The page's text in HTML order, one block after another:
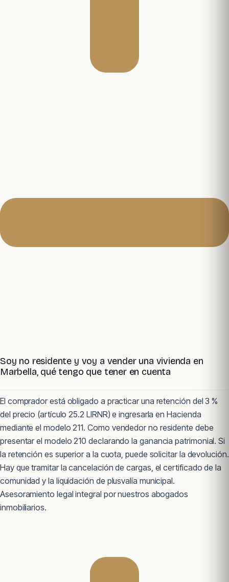
Soy no residente y voy a vender una vivienda en
Marbella, qué tengo que tener en cuenta
El comprador está obligado a practicar una retención del 3 %
del precio (artículo 25.2 LIRNR) e ingresarla en Hacienda
mediante el modelo 211. Como vendedor no residente debe
presentar el modelo 210 declarando la ganancia patrimonial. Si
la retención es superior a la cuota, puede solicitar la devolución.
Hay que tramitar la cancelación de cargas, el certificado de la
comunidad y la liquidación de plusvalía municipal.
Asesoramiento legal integral por nuestros abogados
inmobiliarios.